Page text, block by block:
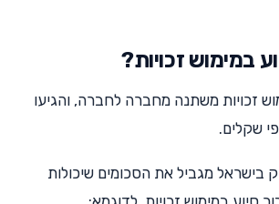
במימוש זכויות?
זכויות משתנה מחברה לחברה, והגיעו
שקלים.
מגביל את הסכומים שיכולות